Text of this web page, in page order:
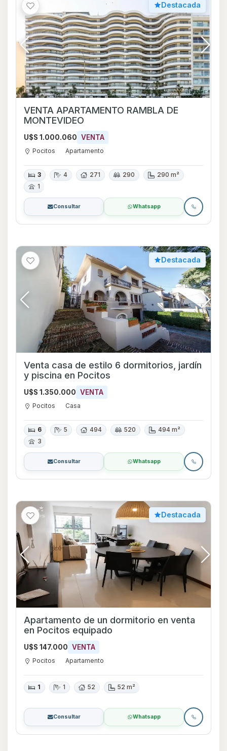
Destacada
VENTA APARTAMENTO RAMBLA DE
MONTEVIDEO
U$S 1.000.060 VENTA
Pocitos Apartamento
3 4 271 290
290 m²
1
Consultar Whatsapp
Destacada
Venta casa de estilo 6 dormitorios, jardín
y piscina en Pocitos
U$S 1.350.000 VENTA
Pocitos Casa
6 5 494 520
494 m²
3
Consultar Whatsapp
Destacada
Apartamento de un dormitorio en venta
en Pocitos equipado
U$S 147.000 VENTA
Pocitos Apartamento
1 1 52 52 m²
Consultar Whatsapp